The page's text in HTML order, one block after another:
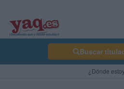
Buscar
¿Dónde